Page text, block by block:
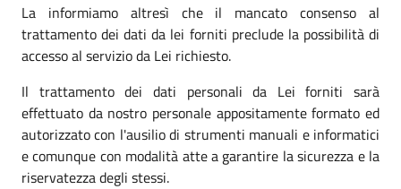
La informiamo altresì che il mancato consenso al
trattamento dei dati da lei forniti preclude la possibilità di
accesso al servizio da Lei richiesto.
Il trattamento dei dati personali da Lei forniti sarà
effettuato da nostro personale appositamente formato ed
autorizzato con l'ausilio di strumenti manuali e informatici
e comunque con modalità atte a garantire la sicurezza e la
riservatezza degli stessi.